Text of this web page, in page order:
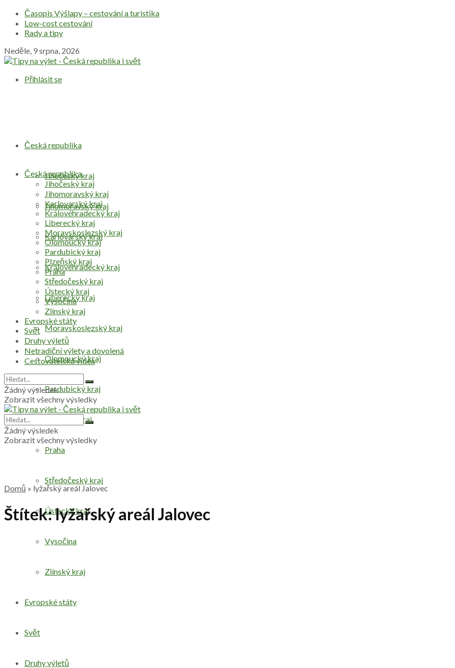
Časopis Výšlapy – cestování a turistika
Low-cost cestování
Rady a tipy
Neděle, 9 srpna, 2026
Přihlásit se
Česká republika
Jihočeský kraj
Jihomoravský kraj
Karlovarský kraj
Královéhradecký kraj
Liberecký kraj
Moravskoslezský kraj
Olomoucký kraj
Pardubický kraj
Plzeňský kraj
Praha
Středočeský kraj
Ústecký kraj
Vysočina
Zlínský kraj
Evropské státy
Svět
Druhy výletů
Česká republika
Jihočeský kraj
Jihomoravský kraj
Karlovarský kraj
Královéhradecký kraj
Liberecký kraj
Moravskoslezský kraj
Olomoucký kraj
Pardubický kraj
Plzeňský kraj
Praha
Středočeský kraj
Ústecký kraj
Vysočina
Zlínský kraj
Evropské státy
Svět
Druhy výletů
Netradiční výlety a dovolená
Cestovatelská videa
Žádný výsledek
Zobrazit všechny výsledky
Žádný výsledek
Zobrazit všechny výsledky
Domů » lyžařský areál Jalovec
Štítek:lyžařský areál Jalovec